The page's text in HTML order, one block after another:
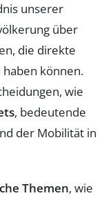
unserer
über
die direkte
können.
wie
, bedeutende
der Mobilität in
Themen, wie